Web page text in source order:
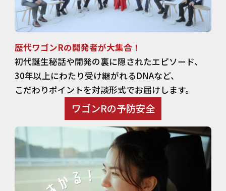
歴代ワゴンRの開発者が大集合！
初代誕生秘話や開発の裏に隠されたエピソード、
30年以上にわたり受け継がれるDNAなど、
こだわりポイントを対談形式でお届けします。
ワゴンRの予防安全